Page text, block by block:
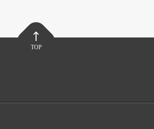
TOP